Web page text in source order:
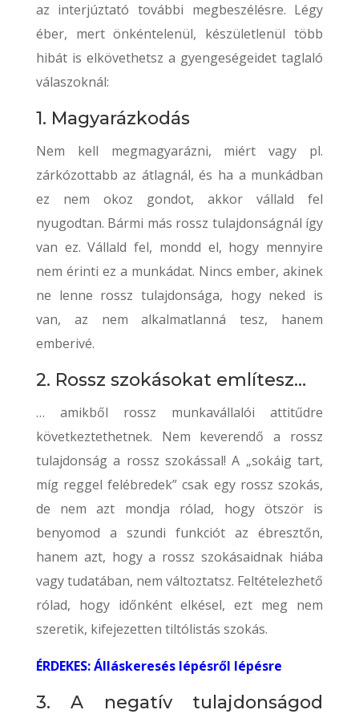
az interjúztató további megbeszélésre. Légy
éber, mert önkéntelenül, készületlenül több
hibát is elkövethetsz a gyengeségeidet taglaló
válaszoknál:
1. Magyarázkodás
Nem kell megmagyarázni, miért vagy pl.
zárkózottabb az átlagnál, és ha a munkádban
ez nem okoz gondot, akkor vállald fel
nyugodtan. Bármi más rossz tulajdonságnál így
van ez. Vállald fel, mondd el, hogy mennyire
nem érinti ez a munkádat. Nincs ember, akinek
ne lenne rossz tulajdonsága, hogy neked is
van, az nem alkalmatlanná tesz, hanem
emberivé.
2. Rossz szokásokat említesz…
… amikből rossz munkavállalói attitűdre
következtethetnek. Nem keverendő a rossz
tulajdonság a rossz szokással! A „sokáig tart,
míg reggel felébredek” csak egy rossz szokás,
de nem azt mondja rólad, hogy ötször is
benyomod a szundi funkciót az ébresztőn,
hanem azt, hogy a rossz szokásaidnak hiába
vagy tudatában, nem változtatsz. Feltételezhető
rólad, hogy időnként elkésel, ezt meg nem
szeretik, kifejezetten tiltólistás szokás.
ÉRDEKES: Álláskeresés lépésről lépésre
3. A negatív tulajdonságod